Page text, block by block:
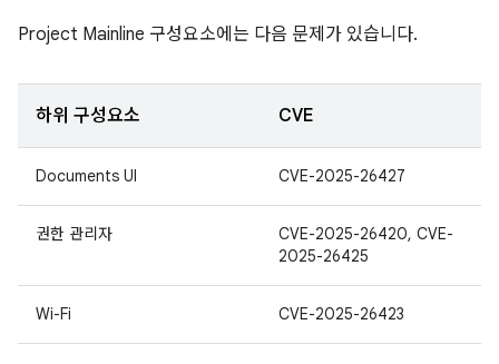
Project Mainline 구성요소에는 다음 문제가 있습니다.
하위 구성요소 CVE
Documents UI CVE-2025-26427
권한 관리자
CVE-2025-26420, CVE-
2025-26425
Wi-Fi CVE-2025-26423